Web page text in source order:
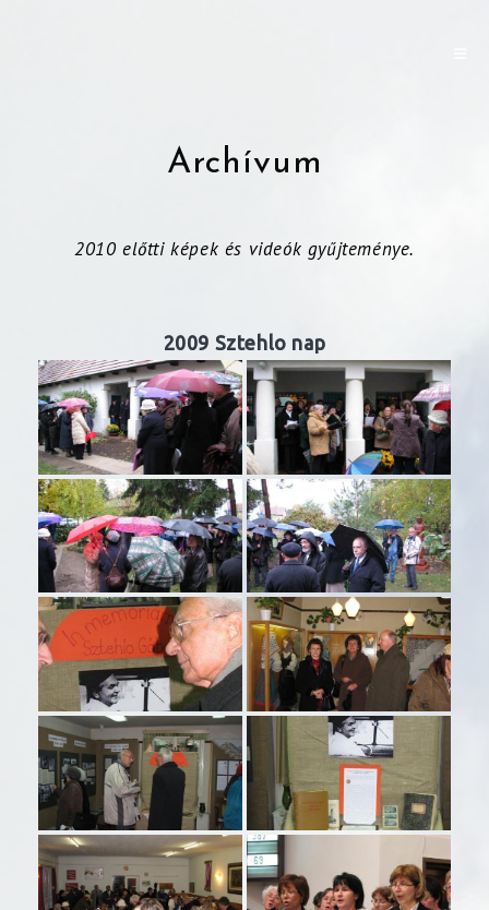
Archívum
2010 előtti képek és videók gyűjteménye.
2009 Sztehlo nap